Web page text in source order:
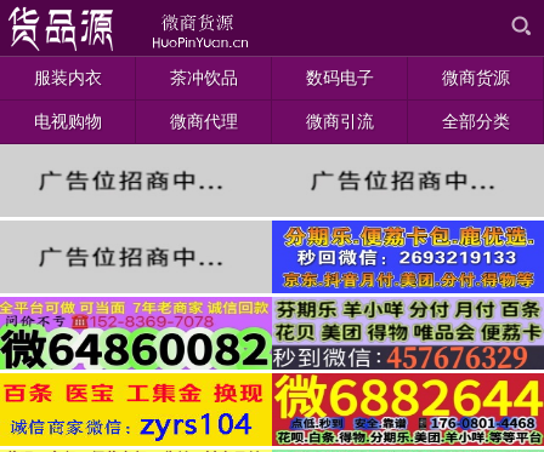
服装内衣 茶冲饮品 数码电子 微商货源
电视购物 微商代理 微商引流 全部分类